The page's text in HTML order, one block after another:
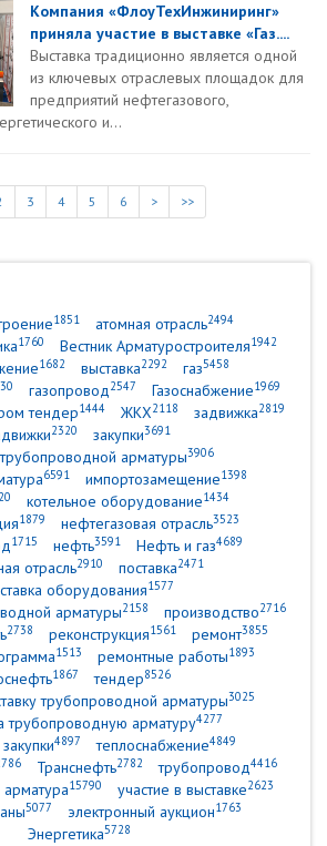
Компания «ФлоуТехИнжиниринг»
приняла участие в выставке «Газ....
Выставка традиционно является одной
из ключевых отраслевых площадок для
предприятий нефтегазового,
и...
3 4 5 6 > >>
1851 атомная отрасль2494
1760 Вестник Арматуростроителя1942
1682 выставка2292 газ5458
газопровод2547 Газоснабжение1969
тендер1444 ЖКХ2118 задвижка2819
2320 закупки3691
трубопроводной арматуры3906
6591 импортозамещение1398
котельное оборудование1434
1879 нефтегазовая отрасль3523
1715 нефть3591 Нефть и газ4689
отрасль2910 поставка2471
оборудования1577
арматуры2158 производство2716
2738 реконструкция1561 ремонт3855
1513 ремонтные работы1893
1867 тендер8526
трубопроводной арматуры3025
трубопроводную арматуру4277
4897 теплоснабжение4849
Транснефть2782 трубопровод4416
15790 участие в выставке2623
5077 электронный аукцион1763
Энергетика5728